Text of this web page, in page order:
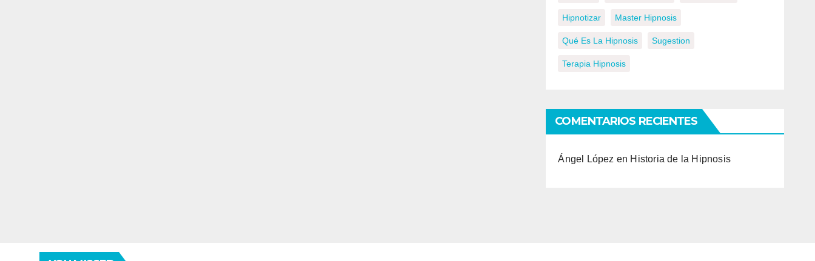
Hipnotizar Master Hipnosis
Qué Es La Hipnosis Sugestion
Terapia Hipnosis
COMENTARIOS RECIENTES
Ángel López en Historia de la Hipnosis